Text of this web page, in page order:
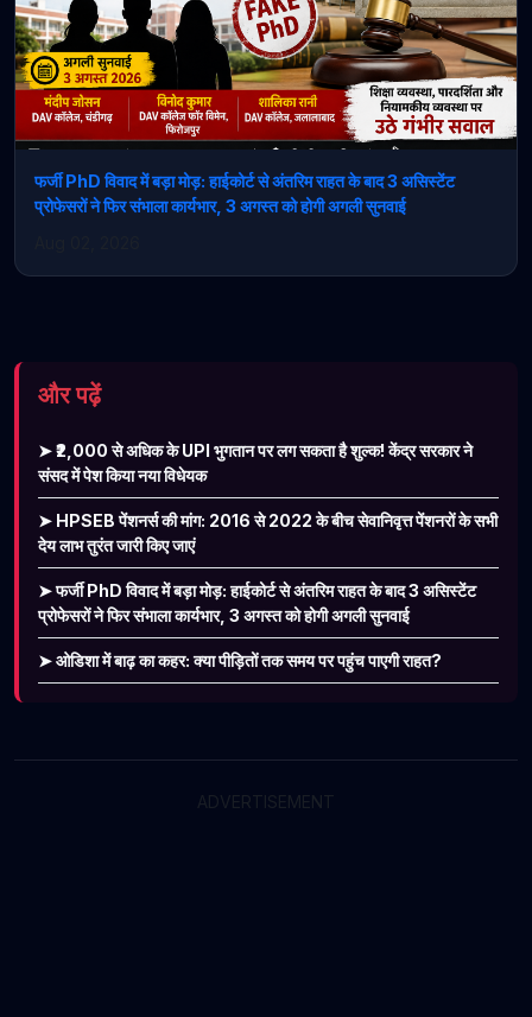
फर्जी PhD विवाद में बड़ा मोड़: हाईकोर्ट से अंतरिम राहत के बाद 3 असिस्टेंट
प्रोफेसरों ने फिर संभाला कार्यभार, 3 अगस्त को होगी अगली सुनवाई
और पढ़ें
➤ ₹2,000 से अधिक के UPI भुगतान पर लग सकता है शुल्क! केंद्र सरकार ने
संसद में पेश किया नया विधेयक
➤ HPSEB पेंशनर्स की मांग: 2016 से 2022 के बीच सेवानिवृत्त पेंशनरों के सभी
देय लाभ तुरंत जारी किए जाएं
➤ फर्जी PhD विवाद में बड़ा मोड़: हाईकोर्ट से अंतरिम राहत के बाद 3 असिस्टेंट
प्रोफेसरों ने फिर संभाला कार्यभार, 3 अगस्त को होगी अगली सुनवाई
➤ ओडिशा में बाढ़ का कहर: क्या पीड़ितों तक समय पर पहुंच पाएगी राहत?
ADVERTISEMENT